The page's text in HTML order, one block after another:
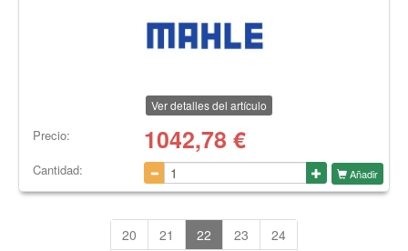
Ver detalles del artículo
Precio: 1042,78 €
Cantidad: Añadir
20 21 22 23 24